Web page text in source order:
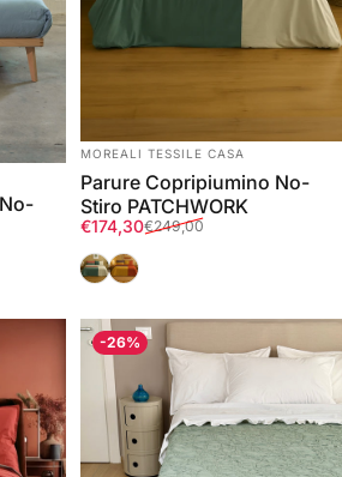
FORNITORE:
MOREALI TESSILE CASA
Parure Copripiumino No-
Stiro PATCHWORK
Prezzo scontato
€174,30
Prezzo di listino
€249,00
VintageTramonto Dorato
-26%